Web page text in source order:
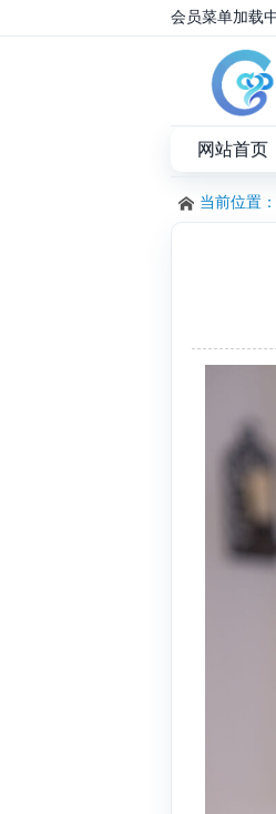
会员菜单加载
网站首页
当前位置：